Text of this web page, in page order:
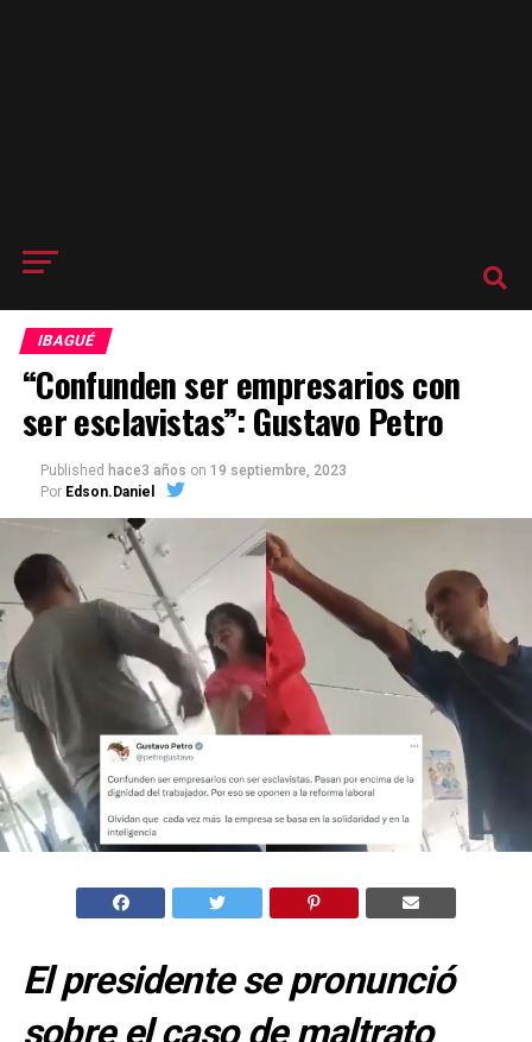
IBAGUÉ
“Confunden ser empresarios con
ser esclavistas”: Gustavo Petro
Published hace3 años on 19 septiembre, 2023
Por Edson.Daniel
El presidente se pronunció
sobre el caso de maltrato